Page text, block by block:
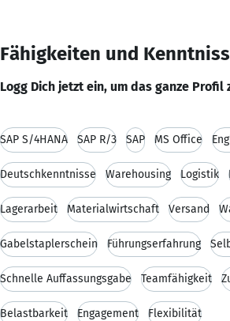
Fähigkeiten und
Logg Dich jetzt ein, um das ganze Profil
SAP S/4HANA SAP R/3 SAP MS Office
Deutschkenntnisse Warehousing Logistik
Lagerarbeit Materialwirtschaft Versand
Gabelstaplerschein Führungserfahrung
Schnelle Auffassungsgabe Teamfähigkeit
Belastbarkeit Engagement Flexibilität